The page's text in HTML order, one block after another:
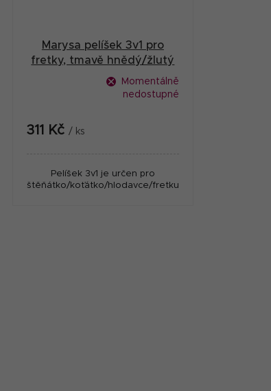
Marysa pelíšek 3v1 pro
fretky, tmavě hnědý/žlutý
Momentálně
nedostupné
311 Kč / ks
Pelíšek 3v1 je určen pro
štěňátko/koťátko/hlodavce/fretku.